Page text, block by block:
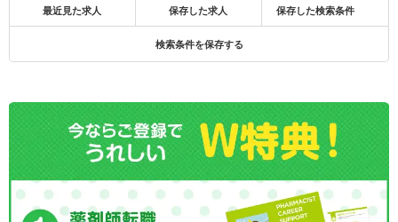
最近見た求人 保存した求人 保存した検索条件
検索条件を保存する